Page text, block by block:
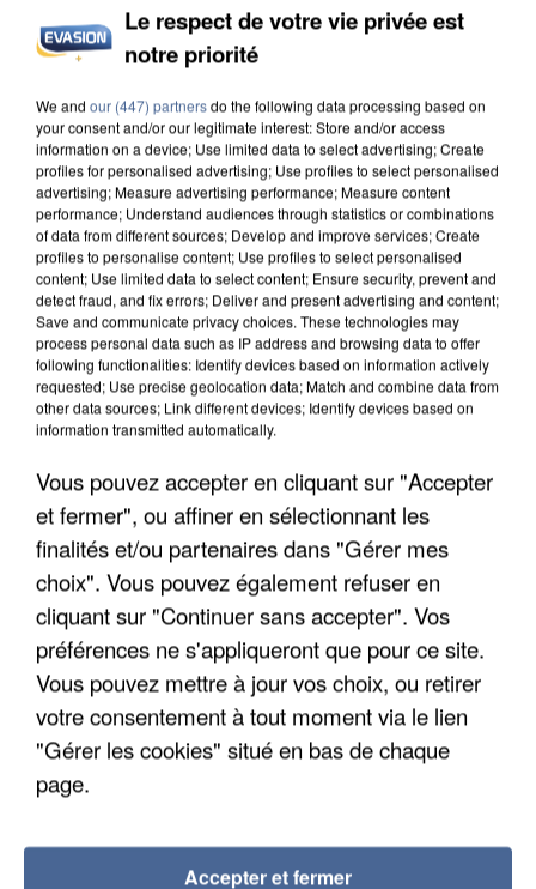
INTERPELLÉ EN ALGÉRIE
UNE TOURISTE DE L’OISE EMPORTÉE PAR UNE
COULÉE DE BOUE EN HAUTE-SAVOIE
Le respect de votre vie privée est
notre priorité
We and our (447) partnersdo the following data processing based on
your consent and/or our legitimate interest: Store and/or access
information on a device; Use limited data to select advertising; Create
profiles for personalised advertising; Use profiles to select personalised
advertising; Measure advertising performance; Measure content
performance; Understand audiences through statistics or combinations
of data from different sources; Develop and improve services; Create
profiles to personalise content; Use profiles to select personalised
content; Use limited data to select content; Ensure security, prevent and
detect fraud, and fix errors; Deliver and present advertising and content;
Save and communicate privacy choices. These technologies may
process personal data such as IP address and browsing data to offer
following functionalities: Identify devices based on information actively
requested; Use precise geolocation data; Match and combine data from
other data sources; Link different devices; Identify devices based on
information transmitted automatically.
Vous pouvez accepter en cliquant sur "Accepter
et fermer", ou affiner en sélectionnant les
finalités et/ou partenaires dans "Gérer mes
choix". Vous pouvez également refuser en
cliquant sur "Continuer sans accepter". Vos
préférences ne s'appliqueront que pour ce site.
Vous pouvez mettre à jour vos choix, ou retirer
votre consentement à tout moment via le lien
"Gérer les cookies" situé en bas de chaque
page.
Accepter et fermer